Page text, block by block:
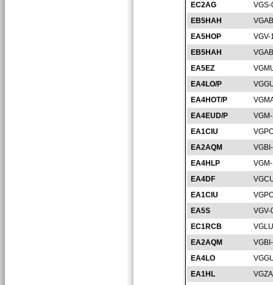
EC2AG
EB5HAH
EA5HOP
VGV-
EB5HAH
EA5EZ
EA4LO/P
EA4HOT/P
EA4EUD/P
EA1CIU
EA2AQM
EA4HLP
EA4DF
EA1CIU
EA5S
VGV-
EC1RCB
EA2AQM
EA4LO
EA1HL